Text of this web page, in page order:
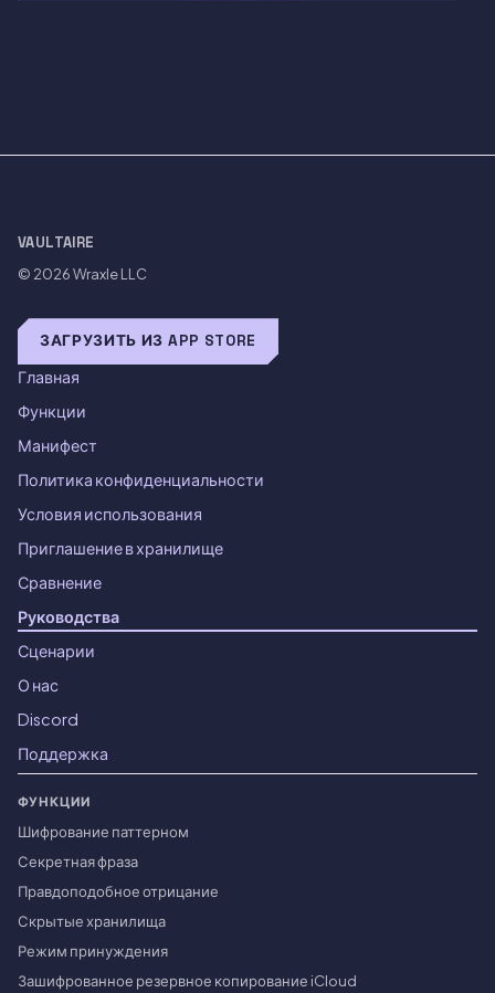
VAULTAIRE
© 2026Wraxle LLC
ЗАГРУЗИТЬ ИЗ APP STORE
Главная
Функции
Манифест
Политика конфиденциальности
Условия использования
Приглашение в хранилище
Сравнение
Руководства
Сценарии
О нас
Discord
Поддержка
ФУНКЦИИ
Шифрование паттерном
Секретная фраза
Правдоподобное отрицание
Скрытые хранилища
Режим принуждения
Зашифрованное резервное копирование iCloud